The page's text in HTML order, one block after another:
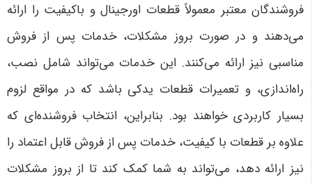
فروشندگان معتبر معمولاً قطعات اورجینال و باکیفیت را ارائه
می‌دهند و در صورت بروز مشکلات، خدمات پس از فروش
مناسبی نیز ارائه می‌کنند. این خدمات می‌تواند شامل نصب،
راه‌اندازی، و تعمیرات قطعات یدکی باشد که در مواقع لزوم
بسیار کاربردی خواهند بود. بنابراین، انتخاب فروشنده‌ای که
علاوه بر قطعات با کیفیت، خدمات پس از فروش قابل اعتماد را
نیز ارائه دهد، می‌تواند به شما کمک کند تا از بروز مشکلات